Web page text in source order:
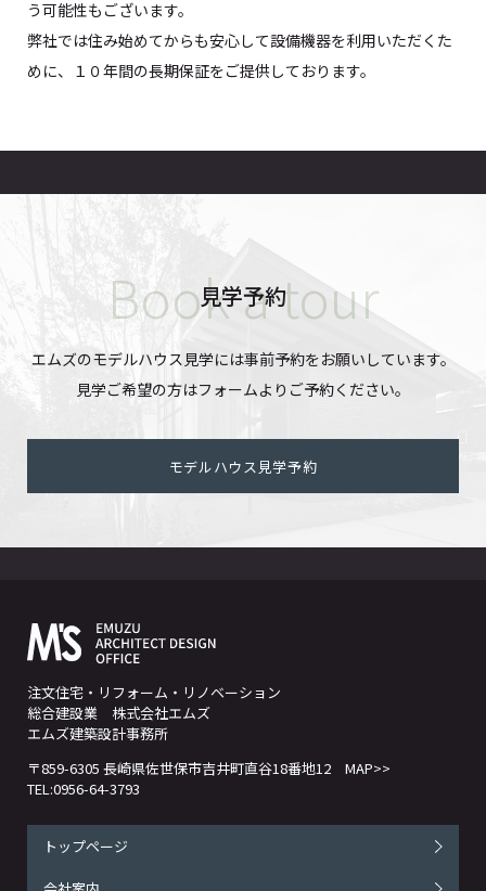
う可能性もございます。
弊社では住み始めてからも安心して設備機器を利用いただくた
めに、１０年間の長期保証をご提供しております。
見学予約
エムズのモデルハウス見学には事前予約をお願いしています。
見学ご希望の方はフォームよりご予約ください。
モデルハウス見学予約
注文住宅・リフォーム・リノベーション
総合建設業 株式会社エムズ
エムズ建築設計事務所
〒859-6305 長崎県佐世保市吉井町直谷18番地12 MAP>>
TEL:0956-64-3793
トップページ